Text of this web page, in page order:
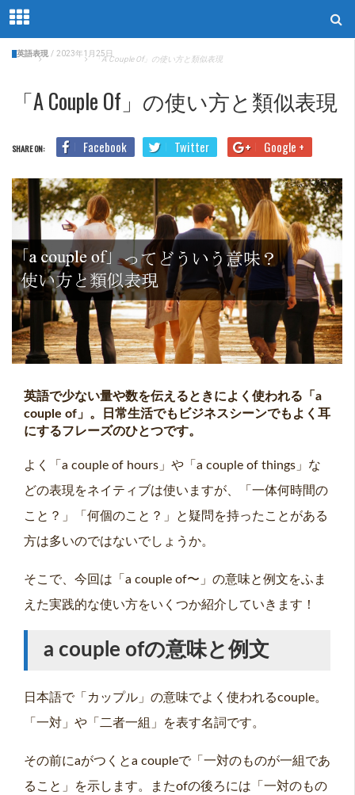
Home 英語表現 「a Couple Of」の使い方と類似表現
英語表現 / 2023年1月25日
「a Couple Of」の使い方と類似表現
SHARE ON: Facebook Twitter Google +
英語で少ない量や数を伝えるときによく使われる「a
couple of」。日常生活でもビジネスシーンでもよく耳
にするフレーズのひとつです。
よく「a couple of hours」や「a couple of things」な
どの表現をネイティブは使いますが、「一体何時間の
こと？」「何個のこと？」と疑問を持ったことがある
方は多いのではないでしょうか。
そこで、今回は「a couple of〜」の意味と例文をふま
えた実践的な使い方をいくつか紹介していきます！
a couple ofの意味と例文
日本語で「カップル」の意味でよく使われるcouple。
「一対」や「二者一組」を表す名詞です。
その前にaがつくとa coupleで「一対のものが一組であ
ること」を示します。またofの後ろには「一対のもの